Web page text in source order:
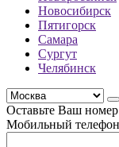
Новосибирск
Пятигорск
Самара
Сургут
Челябинск
Оставьте Ваш
Мобильный телефон